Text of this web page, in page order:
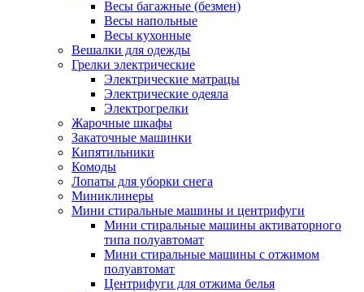
Весы багажные (безмен)
Весы напольные
Весы кухонные
Вешалки для одежды
Грелки электрические
Электрические матрацы
Электрические одеяла
Электрогрелки
Жарочные шкафы
Закаточные машинки
Кипятильники
Комоды
Лопаты для уборки снега
Миниклинеры
Мини стиральные машины и центрифуги
Мини стиральные машины активаторного
типа полуавтомат
Мини стиральные машины с отжимом
полуавтомат
Центрифуги для отжима белья